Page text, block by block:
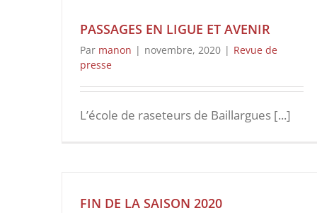
PASSAGES EN LIGUE ET AVENIR
Par manon | novembre, 2020 | Revue de
presse
L’école de raseteurs de Baillargues [...]
FIN DE LA SAISON 2020